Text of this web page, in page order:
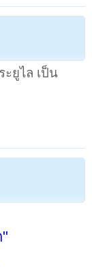
ยูไล เป็น